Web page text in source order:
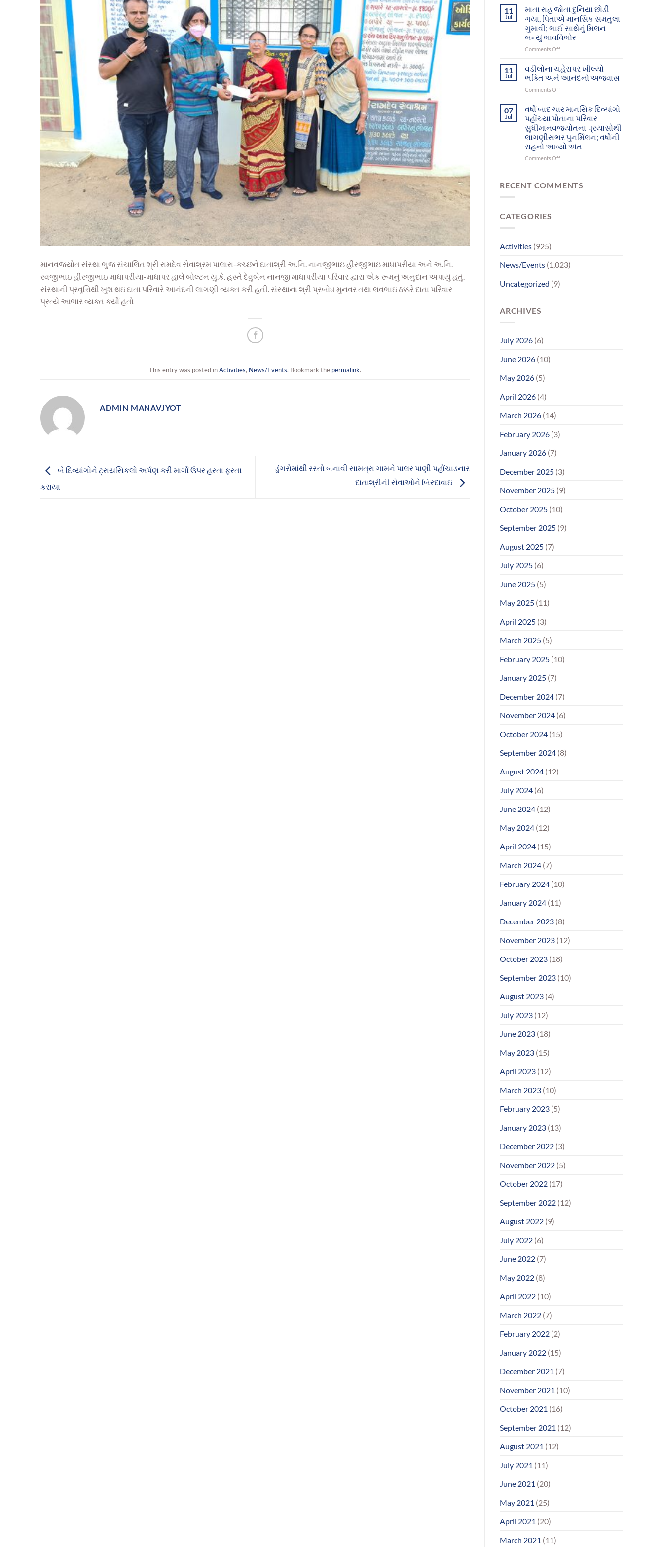
માનવજ્યોત સંસ્થા ભુજ સંચાલિત શ્રી રામદેવ સેવાશ્રમ પાલારા-કચ્છને દાતાશ્રી અ.નિ. નાનજીભાઇ હીરજીભાઇ માધાપરીયા અને અ.નિ.
રવજીભાઇ હીરજીભાઇ માધાપરીયા-માધાપર હાલે બોલ્ટન યુ.કે. હસ્તે દેવુબેન નાનજી માધાપરીયા પરિવાર દ્વારા એક રૂમનું અનુદાન અપાયું હતું.
સંસ્થાની પ્રવૃત્તિથી ખુશ થઇ દાતા પરિવારે આનંદની લાગણી વ્યક્ત કરી હતી. સંસ્થાના શ્રી પ્રબોધ મુનવર તથા લવભાઇ ઠક્કરે દાતા પરિવાર
પ્રત્યે આભાર વ્યક્ત કર્યો હતો
This entry was posted inActivities, News/Events. Bookmark the permalink.
ADMIN MANAVJYOT
બે દિવ્યાંગોને ટ્રાયસિકલો અર્પણ કરી માર્ગો ઉપર હરતા ફરતા
કરાયા
ડુંગરોમાંથી રસ્તો બનાવી સામત્રા ગામને પાલર પાણી પહોંચાડનાર
દાતાશ્રીની સેવાઓને બિરદાવાઇ
દિવ્યાંગો
આખરે
પોતાના
પરિવાર
સુધી
પહોંચ્યા
આશ્રમનાં
12
મનોરોગીઓભુજથી
પોતાના
ઘર-
પરિવાર
પહોંચશે
11
Jul
માતા રાહ જોતા દુનિયા છોડી
ગયા, પિતાએ માનસિક સમતુલા
ગુમાવી; ભાઈ સાથેનું મિલન
બન્યું ભાવવિભોર
Comments Offon
રાહ
જોતા
દુનિયા
છોડી
પિતાએ
માનસિક
સમતુલા
ગુમાવી;
ભાઈ
સાથેનું
મિલન
11
Jul
વડીલોના ચહેરાપર ખીલ્યો
ભક્તિ અને આનંદનો અજવાસ
Comments Offon
ખીલ્યો
ભક્તિ
અને
આનંદનો
અજવાસ
07
Jul
વર્ષો બાદ ચાર માનસિક દિવ્યાંગો
પહોંચ્યા પોતાના પરિવાર
સુધીમાનવજ્યોતના પ્રયાસોથી
લાગણીસભર પુનર્મિલન; વર્ષોની
રાહનો આવ્યો અંત
Comments Offon
ચાર
વર્ષોની
RECENT COMMENTS
CATEGORIES
Activities (925)
News/Events (1,023)
Uncategorized (9)
ARCHIVES
July 2026 (6)
June 2026 (10)
May 2026 (5)
April 2026 (4)
March 2026 (14)
February 2026 (3)
January 2026 (7)
December 2025 (3)
November 2025 (9)
October 2025 (10)
September 2025 (9)
August 2025 (7)
July 2025 (6)
June 2025 (5)
May 2025 (11)
April 2025 (3)
March 2025 (5)
February 2025 (10)
January 2025 (7)
December 2024 (7)
November 2024 (6)
October 2024 (15)
September 2024 (8)
August 2024 (12)
July 2024 (6)
June 2024 (12)
May 2024 (12)
April 2024 (15)
March 2024 (7)
February 2024 (10)
January 2024 (11)
December 2023 (8)
November 2023 (12)
October 2023 (18)
September 2023 (10)
August 2023 (4)
July 2023 (12)
June 2023 (18)
May 2023 (15)
April 2023 (12)
March 2023 (10)
February 2023 (5)
January 2023 (13)
December 2022 (3)
November 2022 (5)
October 2022 (17)
September 2022 (12)
August 2022 (9)
July 2022 (6)
June 2022 (7)
May 2022 (8)
April 2022 (10)
March 2022 (7)
February 2022 (2)
January 2022 (15)
December 2021 (7)
November 2021 (10)
October 2021 (16)
September 2021 (12)
August 2021 (12)
July 2021 (11)
June 2021 (20)
May 2021 (25)
April 2021 (20)
March 2021 (11)